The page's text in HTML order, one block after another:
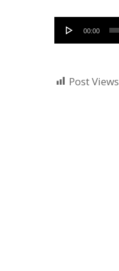
Audio
Player
00:00
Post